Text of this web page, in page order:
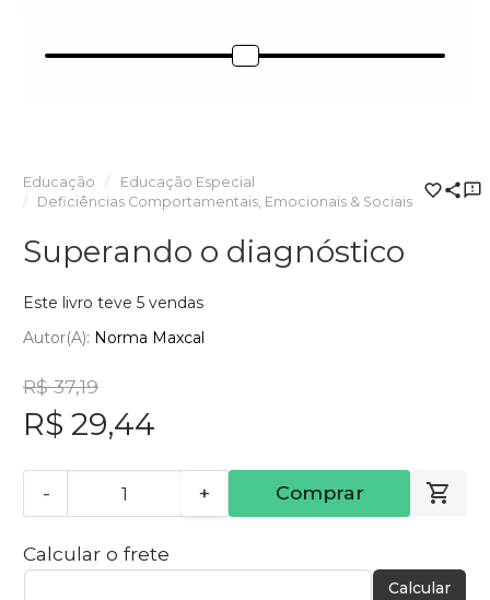
Educação
Educação Especial
Deficiências Comportamentais, Emocionais & Sociais
Superando o diagnóstico
Este livro teve 5 vendas
Autor(a): Norma Maxcal
R$ 37,19
R$ 29,44
- + Comprar
Calcular o frete
Calcular